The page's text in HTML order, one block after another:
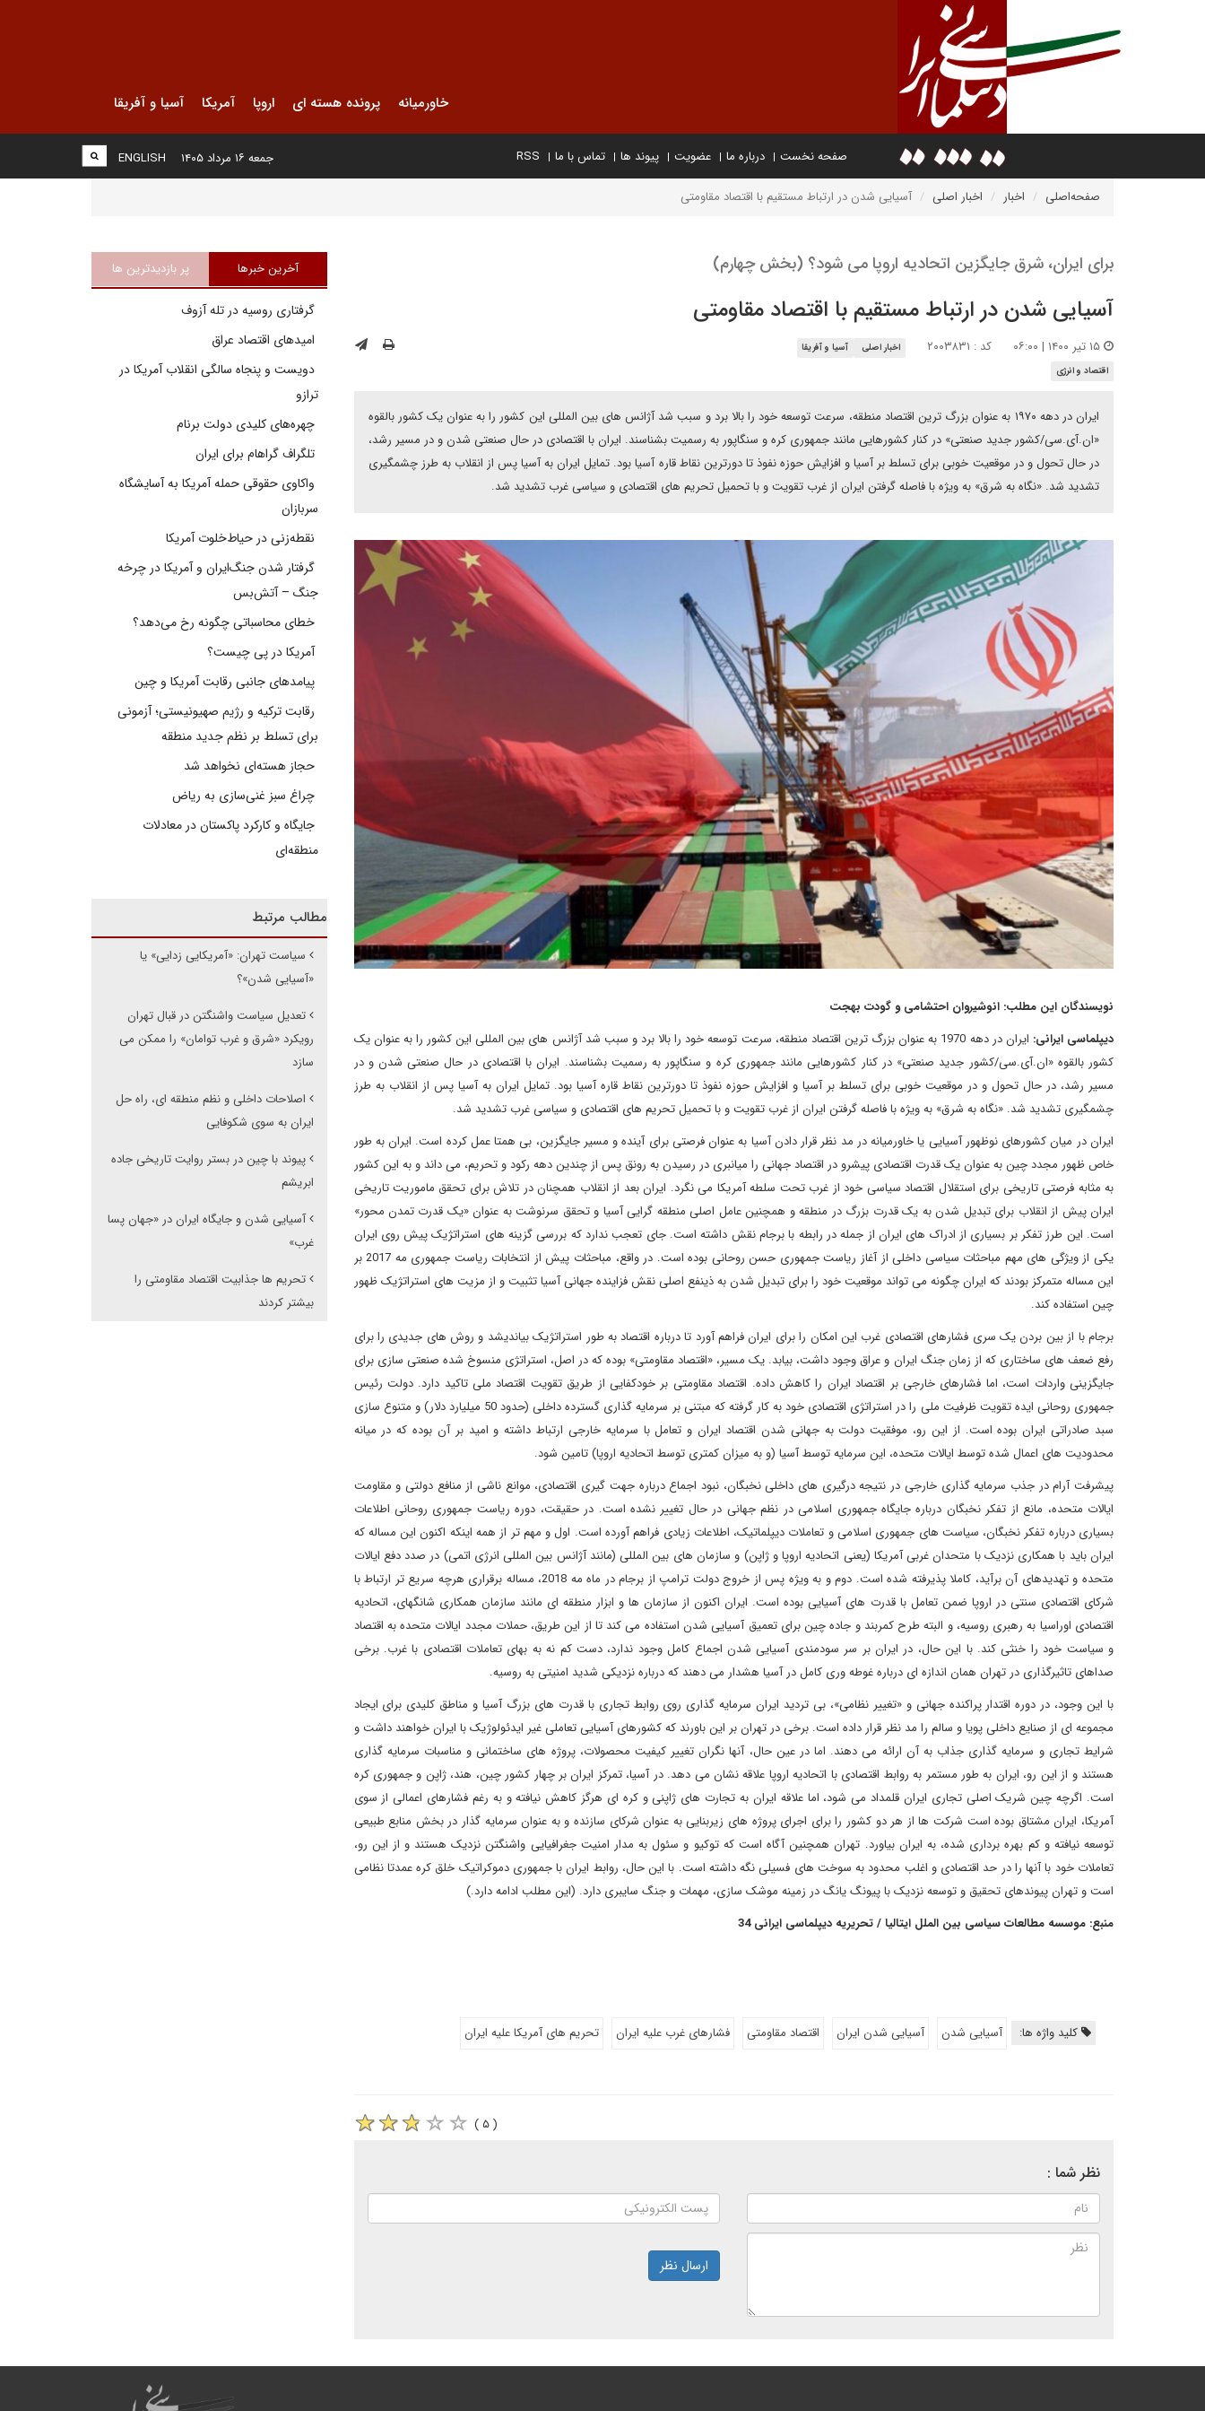
خاورمیانه پرونده هسته ای اروپا آمریکا آسیا و آفریقا
صفحه نخست درباره ما عضویت پیوند ها تماس با ما RSS
ENGLISH جمعه ۱۶ مرداد ۱۴۰۵
صفحه‌اصلی اخبار اخبار اصلی آسیایی شدن در ارتباط مستقیم با اقتصاد مقاومتی
برای ایران، شرق جایگزین اتحادیه اروپا می شود؟ (بخش چهارم)
آسیایی شدن در ارتباط مستقیم با اقتصاد مقاومتی
کد : ۲۰۰۳۸۳۱ اخبار اصلی
آسیا و آفریقا
اقتصاد و انرژی
ایران در دهه ۱۹۷۰ به عنوان بزرگ ترین اقتصاد منطقه، سرعت توسعه خود را بالا برد و سبب شد آژانس های بین المللی این کشور را به عنوان یک کشور بالقوه
«ان.آی.سی/کشور جدید صنعتی» در کنار کشورهایی مانند جمهوری کره و سنگاپور به رسمیت بشناسند. ایران با اقتصادی در حال صنعتی شدن و در مسیر رشد،
در حال تحول و در موقعیت خوبی برای تسلط بر آسیا و افزایش حوزه نفوذ تا دورترین نقاط قاره آسیا بود. تمایل ایران به آسیا پس از انقلاب به طرز چشمگیری
تشدید شد. «نگاه به شرق» به ویژه با فاصله گرفتن ایران از غرب تقویت و با تحمیل تحریم های اقتصادی و سیاسی غرب تشدید شد.
نویسندگان این مطلب: انوشیروان احتشامی و گودت بهجت
دیپلماسی ایرانی:
ایران در دهه 1970 به عنوان بزرگ ترین اقتصاد منطقه، سرعت توسعه خود را بالا برد و سبب شد آژانس های بین المللی این کشور را به عنوان یک
کشور بالقوه «ان.آی.سی/کشور جدید صنعتی» در کنار کشورهایی مانند جمهوری کره و سنگاپور به رسمیت بشناسند. ایران با اقتصادی در حال صنعتی شدن و در
مسیر رشد، در حال تحول و در موقعیت خوبی برای تسلط بر آسیا و افزایش حوزه نفوذ تا دورترین نقاط قاره آسیا بود. تمایل ایران به آسیا پس از انقلاب به طرز
چشمگیری تشدید شد. «نگاه به شرق» به ویژه با فاصله گرفتن ایران از غرب تقویت و با تحمیل تحریم های اقتصادی و سیاسی غرب تشدید شد.
ایران در میان کشورهای نوظهور آسیایی یا خاورمیانه در مد نظر قرار دادن آسیا به عنوان فرصتی برای آینده و مسیر جایگزین، بی همتا عمل کرده است. ایران به طور
خاص ظهور مجدد چین به عنوان یک قدرت اقتصادی پیشرو در اقتصاد جهانی را میانبری در رسیدن به رونق پس از چندین دهه رکود و تحریم، می داند و به این کشور
به مثابه فرصتی تاریخی برای استقلال اقتصاد سیاسی خود از غرب تحت سلطه آمریکا می نگرد. ایران بعد از انقلاب همچنان در تلاش برای تحقق ماموریت تاریخی
ایران پیش از انقلاب برای تبدیل شدن به یک قدرت بزرگ در منطقه و همچنین عامل اصلی منطقه گرایی آسیا و تحقق سرنوشت به عنوان «یک قدرت تمدن محور»
است. این طرز تفکر بر بسیاری از ادراک های ایران از جمله در رابطه با برجام نقش داشته است. جای تعجب ندارد که بررسی گزینه های استراتژیک پیش روی ایران
یکی از ویژگی های مهم مباحثات سیاسی داخلی از آغاز ریاست جمهوری حسن روحانی بوده است. در واقع، مباحثات پیش از انتخابات ریاست جمهوری مه 2017 بر
این مساله متمرکز بودند که ایران چگونه می تواند موقعیت خود را برای تبدیل شدن به ذینفع اصلی نقش فزاینده جهانی آسیا تثبیت و از مزیت های استراتژیک ظهور
چین استفاده کند.
برجام با از بین بردن یک سری فشارهای اقتصادی غرب این امکان را برای ایران فراهم آورد تا درباره اقتصاد به طور استراتژیک بیاندیشد و روش های جدیدی را برای
رفع ضعف های ساختاری که از زمان جنگ ایران و عراق وجود داشت، بیابد. یک مسیر، «اقتصاد مقاومتی» بوده که در اصل، استراتژی منسوخ شده صنعتی سازی برای
جایگزینی واردات است، اما فشارهای خارجی بر اقتصاد ایران را کاهش داده. اقتصاد مقاومتی بر خودکفایی از طریق تقویت اقتصاد ملی تاکید دارد. دولت رئیس
جمهوری روحانی ایده تقویت ظرفیت ملی را در استراتژی اقتصادی خود به کار گرفته که مبتنی بر سرمایه گذاری گسترده داخلی (حدود 50 میلیارد دلار) و متنوع سازی
سبد صادراتی ایران بوده است. از این رو، موفقیت دولت به جهانی شدن اقتصاد ایران و تعامل با سرمایه خارجی ارتباط داشته و امید بر آن بوده که در میانه
محدودیت های اعمال شده توسط ایالات متحده، این سرمایه توسط آسیا (و به میزان کمتری توسط اتحادیه اروپا) تامین شود.
پیشرفت آرام در جذب سرمایه گذاری خارجی در نتیجه درگیری های داخلی نخبگان، نبود اجماع درباره جهت گیری اقتصادی، موانع ناشی از منافع دولتی و مقاومت
ایالات متحده، مانع از تفکر نخبگان درباره جایگاه جمهوری اسلامی در نظم جهانی در حال تغییر نشده است. در حقیقت، دوره ریاست جمهوری روحانی اطلاعات
بسیاری درباره تفکر نخبگان، سیاست های جمهوری اسلامی و تعاملات دیپلماتیک، اطلاعات زیادی فراهم آورده است. اول و مهم تر از همه اینکه اکنون این مساله که
ایران باید با همکاری نزدیک با متحدان غربی آمریکا (یعنی اتحادیه اروپا و ژاپن) و سازمان های بین المللی (مانند آژانس بین المللی انرژی اتمی) در صدد دفع ایالات
متحده و تهدیدهای آن برآید، کاملا پذیرفته شده است. دوم و به ویژه پس از خروج دولت ترامپ از برجام در ماه مه 2018، مساله برقراری هرچه سریع تر ارتباط با
شرکای اقتصادی سنتی در اروپا ضمن تعامل با قدرت های آسیایی بوده است. ایران اکنون از سازمان ها و ابزار منطقه ای مانند سازمان همکاری شانگهای، اتحادیه
اقتصادی اوراسیا به رهبری روسیه، و البته طرح کمربند و جاده چین برای تعمیق آسیایی شدن استفاده می کند تا از این طریق، حملات مجدد ایالات متحده به اقتصاد
و سیاست خود را خنثی کند. با این حال، در ایران بر سر سودمندی آسیایی شدن اجماع کامل وجود ندارد، دست کم نه به بهای تعاملات اقتصادی با غرب. برخی
صداهای تاثیرگذاری در تهران همان اندازه ای درباره غوطه وری کامل در آسیا هشدار می دهند که درباره نزدیکی شدید امنیتی به روسیه.
با این وجود، در دوره اقتدار پراکنده جهانی و «تغییر نظامی»، بی تردید ایران سرمایه گذاری روی روابط تجاری با قدرت های بزرگ آسیا و مناطق کلیدی برای ایجاد
مجموعه ای از صنایع داخلی پویا و سالم را مد نظر قرار داده است. برخی در تهران بر این باورند که کشورهای آسیایی تعاملی غیر ایدئولوژیک با ایران خواهند داشت و
شرایط تجاری و سرمایه گذاری جذاب به آن ارائه می دهند. اما در عین حال، آنها نگران تغییر کیفیت محصولات، پروژه های ساختمانی و مناسبات سرمایه گذاری
هستند و از این رو، ایران به طور مستمر به روابط اقتصادی با اتحادیه اروپا علاقه نشان می دهد. در آسیا، تمرکز ایران بر چهار کشور چین، هند، ژاپن و جمهوری کره
است. اگرچه چین شریک اصلی تجاری ایران قلمداد می شود، اما علاقه ایران به تجارت های ژاپنی و کره ای هرگز کاهش نیافته و به رغم فشارهای اعمالی از سوی
آمریکا، ایران مشتاق بوده است شرکت ها از هر دو کشور را برای اجرای پروژه های زیربنایی به عنوان شرکای سازنده و به عنوان سرمایه گذار در بخش منابع طبیعی
توسعه نیافته و کم بهره برداری شده، به ایران بیاورد. تهران همچنین آگاه است که توکیو و سئول به مدار امنیت جغرافیایی واشنگتن نزدیک هستند و از این رو،
تعاملات خود با آنها را در حد اقتصادی و اغلب محدود به سوخت های فسیلی نگه داشته است. با این حال، روابط ایران با جمهوری دموکراتیک خلق کره عمدتا نظامی
است و تهران پیوندهای تحقیق و توسعه نزدیک با پیونگ یانگ در زمینه موشک سازی، مهمات و جنگ سایبری دارد. (این مطلب ادامه دارد.)
منبع: موسسه مطالعات سیاسی بین الملل ایتالیا / تحریریه دیپلماسی ایرانی 34
کلید واژه ها: آسیایی شدن آسیایی شدن ایران اقتصاد مقاومتی فشارهای غرب علیه ایران تحریم های آمریکا علیه ایران
( ۵ )
نظر شما :
ارسال نظر
آخرین خبرها پر بازدیدترین ها
گرفتاری روسیه در تله آزوف
امیدهای اقتصاد عراق
دویست و پنجاه سالگی انقلاب آمریکا در
ترازو
چهره‌های کلیدی دولت برنام
تلگراف گراهام برای ایران
واکاوی حقوقی حمله آمریکا به آسایشگاه
سربازان
نقطه‌زنی در حیاط‌خلوت آمریکا
گرفتار شدن جنگ‌ایران و آمریکا در چرخه
جنگ – آتش‌بس
خطای محاسباتی چگونه رخ می‌دهد؟
آمریکا در پی چیست؟
پیامدهای جانبی رقابت آمریکا و چین
رقابت ترکیه و رژیم صهیونیستی؛ آزمونی
برای تسلط بر نظم جدید منطقه
حجاز هسته‌ای نخواهد شد
چراغ سبز غنی‌سازی به ریاض
جایگاه و کارکرد پاکستان در معادلات
منطقه‌ای
مطالب مرتبط
سیاست تهران: «آمریکایی زدایی» یا
«آسیایی شدن»؟
تعدیل سیاست واشنگتن در قبال تهران
رویکرد «شرق و غرب توامان» را ممکن می
سازد
اصلاحات داخلی و نظم منطقه ای، راه حل
ایران به سوی شکوفایی
پیوند با چین در بستر روایت تاریخی جاده
ابریشم
آسیایی شدن و جایگاه ایران در «جهان پسا
غرب»
تحریم ها جذابیت اقتصاد مقاومتی را
بیشتر کردند